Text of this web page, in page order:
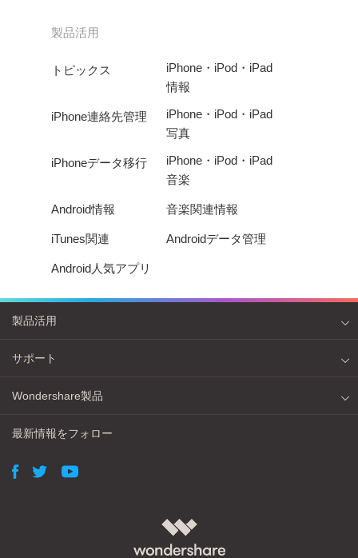
製品活用
トピックス
iPhone・iPod・iPad
情報
iPhone連絡先管理
iPhone・iPod・iPad
写真
iPhoneデータ移行
iPhone・iPod・iPad
音楽
Android情報 音楽関連情報
iTunes関連 Androidデータ管理
Android人気アプリ
製品活用
サポート
Wondershare製品
最新情報をフォロー